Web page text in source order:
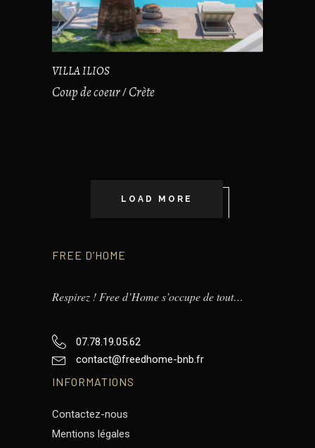
VILLA ILIOS
Coup de coeur Crète
LOAD MORE
FREE D’HOME
Respirez ! Free d’Home s’occupe de tout…
07.78.19.05.62
contact@freedhome-bnb.fr
INFORMATIONS
Contactez-nous
Mentions légales